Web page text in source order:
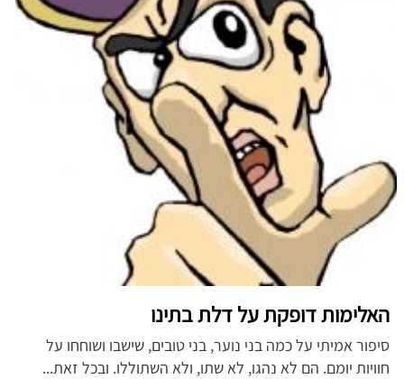
האלימות דופקת על דלת בתינו
סיפור אמיתי על כמה בני נוער, בני טובים, שישבו ושוחחו על
חוויות יומם. הם לא נהגו, לא שתו, ולא השתוללו. ובכל זאת...